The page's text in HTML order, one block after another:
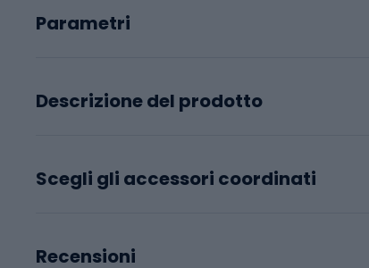
Parametri
Descrizione del prodotto
Scegli gli accessori coordinati
Recensioni